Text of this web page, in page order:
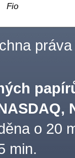
Fio
práva
o 20
min.